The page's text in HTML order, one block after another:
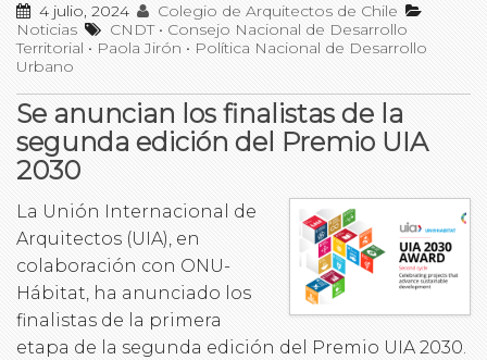
4 julio, 2024
Colegio de Arquitectos de Chile
Noticias
CNDT• Consejo Nacional de Desarrollo
Territorial • Paola Jirón • Política Nacional de Desarrollo
Urbano
Se anuncian los finalistas de la
segunda edición del Premio UIA
2030
La Unión Internacional de
Arquitectos (UIA), en
colaboración con ONU-
Hábitat, ha anunciado los
finalistas de la primera
etapa de la segunda edición del Premio UIA 2030.